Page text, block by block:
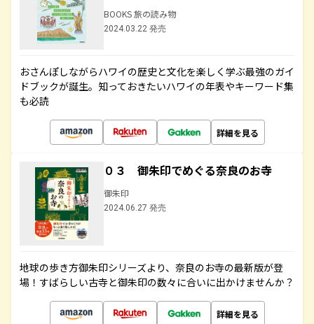
BOOKS 旅の読み物
2024.03.22 発売
おさんぽしながらハワイの歴史と文化を楽しく学ぶ最強のガイ
ドブックが誕生。知っておきたいハワイの年表やキーワード集
も必読
詳細を見る
０３ 御朱印でめぐる奈良のお寺
御朱印
2024.06.27 発売
地球の歩き方御朱印シリーズより、奈良のお寺の最新版が登
場！すばらしい古寺と御朱印の数々に合いに出かけませんか？
詳細を見る